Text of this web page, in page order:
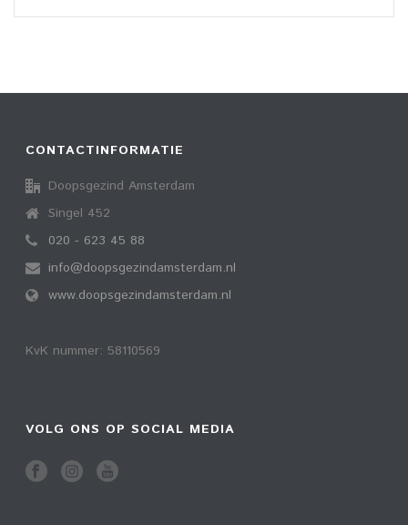
CONTACTINFORMATIE
Doopsgezind Amsterdam
Singel 452
020 - 623 45 88
info@doopsgezindamsterdam.nl
www.doopsgezindamsterdam.nl
KvK nummer: 58110569
VOLG ONS OP SOCIAL MEDIA